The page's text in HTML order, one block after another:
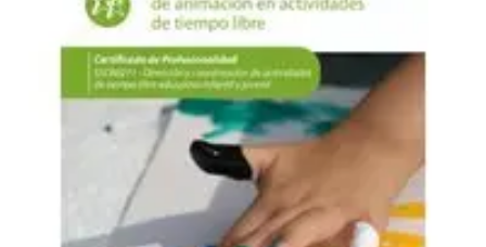
Formación en Español
Consejos y Estrategias
Consejos de Aprendizaje
AprendizajeEducación OnlineAprendizaje de Idiomas
Formación en Español